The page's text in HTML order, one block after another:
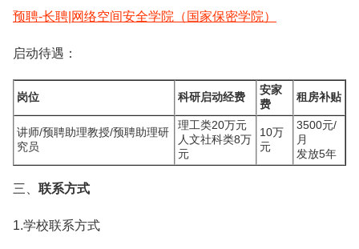
预聘-长聘|网络空间安全学院（国家保密学院）
启动待遇：
岗位 科研启动经费
安家
费
租房补贴
讲师/预聘助理教授/预聘助理研
究员
理工类20万元
人文社科类8万
元
10万
元
3500元/
月
发放5年
三、 联系方式
1.学校联系方式